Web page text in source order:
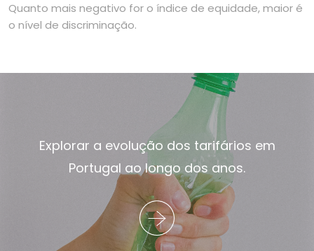
Quanto mais negativo for o índice de equidade, maior é
o nível de discriminação.
Explorar a evolução dos tarifários em
Portugal ao longo dos anos.